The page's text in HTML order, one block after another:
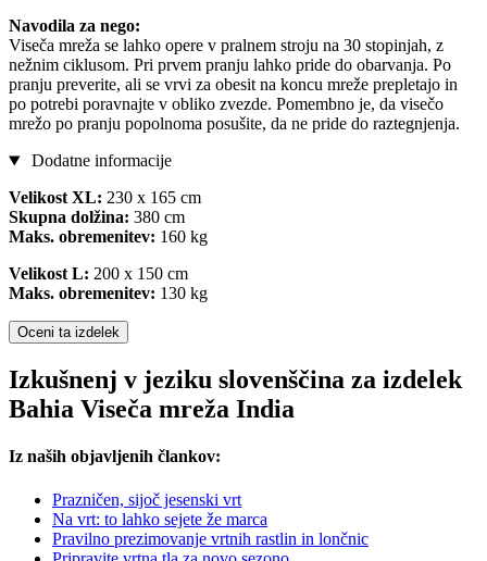
Navodila za nego:
Viseča mreža se lahko opere v pralnem stroju na 30 stopinjah, z
nežnim ciklusom. Pri prvem pranju lahko pride do obarvanja. Po
pranju preverite, ali se vrvi za obesit na koncu mreže prepletajo in
po potrebi poravnajte v obliko zvezde. Pomembno je, da visečo
mrežo po pranju popolnoma posušite, da ne pride do raztegnjenja.
Dodatne informacije
Velikost XL: 230 x 165 cm
Skupna dolžina: 380 cm
Maks. obremenitev: 160 kg
Velikost L: 200 x 150 cm
Maks. obremenitev: 130 kg
Oceni ta izdelek
Izkušnenj v jeziku slovenščina za izdelek
Bahia Viseča mreža India
Iz naših objavljenih člankov:
Prazničen, sijoč jesenski vrt
Na vrt: to lahko sejete že marca
Pravilno prezimovanje vrtnih rastlin in lončnic